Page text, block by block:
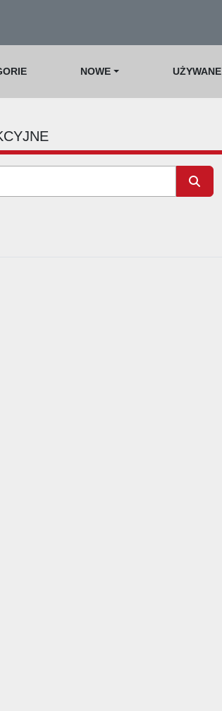
NOWE UŻYWANE